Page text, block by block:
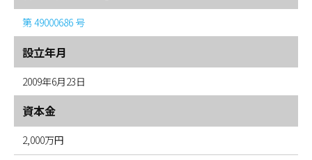
第 49000686 号
設立年月
2009年6月23日
資本金
2,000万円